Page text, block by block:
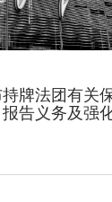
牌法团有关
告义务及强